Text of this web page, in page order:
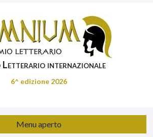
Letterario internazionale
6^ edizione 2026
Menu aperto